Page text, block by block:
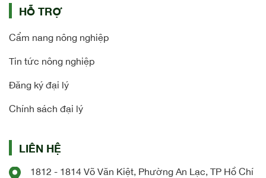
HỖ TRỢ
Cẩm nang nông nghiệp
Tin tức nông nghiệp
Đăng ký đại lý
Chính sách đại lý
LIÊN HỆ
1812 - 1814 Võ Văn Kiệt, Phường An Lạc, TP Hồ Chí